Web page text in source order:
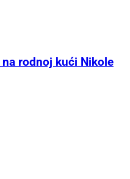
rodnoj kući Nikole